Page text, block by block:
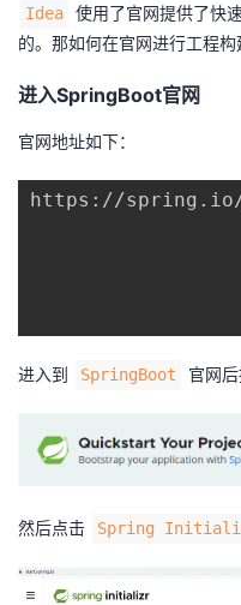
Idea 使用了官网提供了快
的。那如何在官网进行工程
进入SpringBoot官网
官网地址如下：
https://
进入到 SpringBoot 官网
然后点击 Spring